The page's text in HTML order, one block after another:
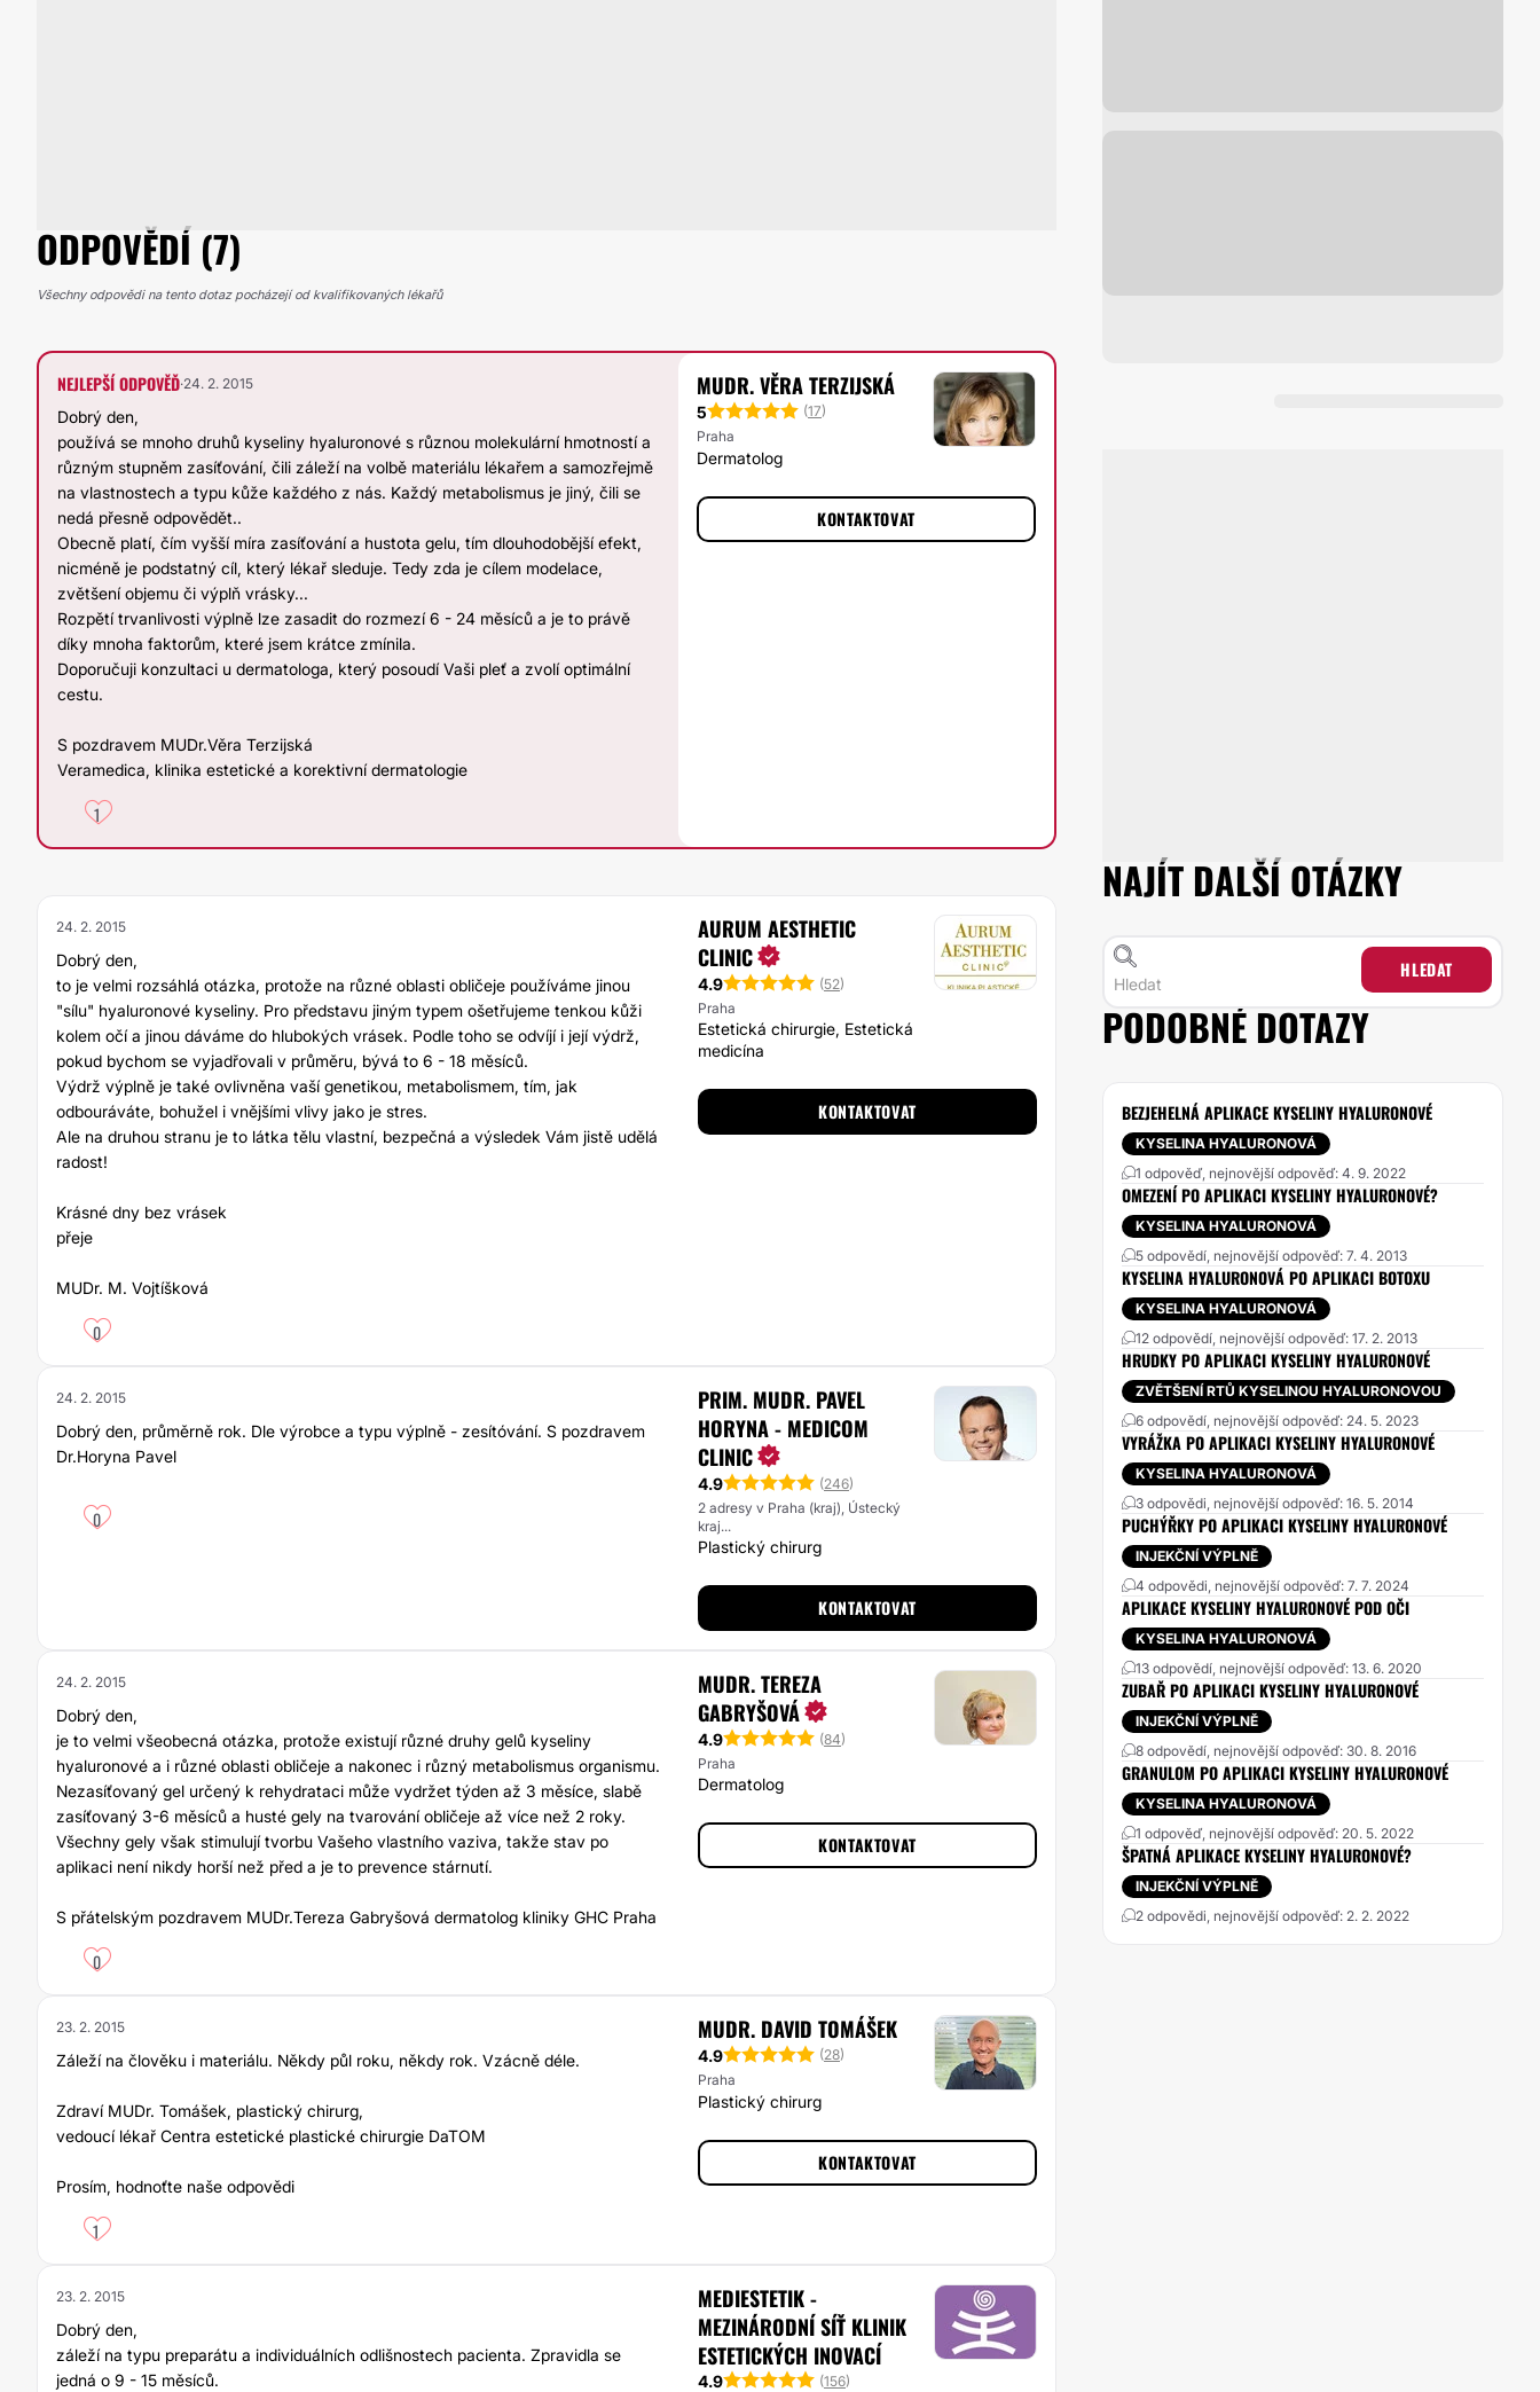
ODPOVĚDÍ (7)
Všechny odpovědi na tento dotaz pocházejí od kvalifikovaných lékařů
NEJLEPŠÍ ODPOVĚĎ·24. 2. 2015
Dobrý den,
používá se mnoho druhů kyseliny hyaluronové s různou molekulární hmotností a
různým stupněm zasíťování, čili záleží na volbě materiálu lékařem a samozřejmě
na vlastnostech a typu kůže každého z nás. Každý metabolismus je jiný, čili se
nedá přesně odpovědět..
Obecně platí, čím vyšší míra zasíťování a hustota gelu, tím dlouhodobější efekt,
nicméně je podstatný cíl, který lékař sleduje. Tedy zda je cílem modelace,
zvětšení objemu či výplň vrásky...
Rozpětí trvanlivosti výplně lze zasadit do rozmezí 6 - 24 měsíců a je to právě
díky mnoha faktorům, které jsem krátce zmínila.
Doporučuji konzultaci u dermatologa, který posoudí Vaši pleť a zvolí optimální
cestu.
S pozdravem MUDr.Věra Terzijská
Veramedica, klinika estetické a korektivní dermatologie
1
MUDR. VĚRA TERZIJSKÁ
5 (17)
Praha
Dermatolog
KONTAKTOVAT
24. 2. 2015
Dobrý den,
to je velmi rozsáhlá otázka, protože na různé oblasti obličeje používáme jinou
"sílu" hyaluronové kyseliny. Pro představu jiným typem ošetřujeme tenkou kůži
kolem očí a jinou dáváme do hlubokých vrásek. Podle toho se odvíjí i její výdrž,
pokud bychom se vyjadřovali v průměru, bývá to 6 - 18 měsíců.
Výdrž výplně je také ovlivněna vaší genetikou, metabolismem, tím, jak
odbouráváte, bohužel i vnějšími vlivy jako je stres.
Ale na druhou stranu je to látka tělu vlastní, bezpečná a výsledek Vám jistě udělá
radost!
Krásné dny bez vrásek
přeje
MUDr. M. Vojtíšková
0
AURUM AESTHETIC
CLINIC
4.9 (52)
Praha
Estetická chirurgie, Estetická
medicína
KONTAKTOVAT
24. 2. 2015
Dobrý den, průměrně rok. Dle výrobce a typu výplně - zesítóvání. S pozdravem
Dr.Horyna Pavel
0
PRIM. MUDR. PAVEL
HORYNA - MEDICOM
CLINIC
4.9 (246)
2 adresy v Praha (kraj), Ústecký
kraj...
Plastický chirurg
KONTAKTOVAT
24. 2. 2015
Dobrý den,
je to velmi všeobecná otázka, protože existují různé druhy gelů kyseliny
hyaluronové a i různé oblasti obličeje a nakonec i různý metabolismus organismu.
Nezasíťovaný gel určený k rehydrataci může vydržet týden až 3 měsíce, slabě
zasíťovaný 3-6 měsíců a husté gely na tvarování obličeje až více než 2 roky.
Všechny gely však stimulují tvorbu Vašeho vlastního vaziva, takže stav po
aplikaci není nikdy horší než před a je to prevence stárnutí.
S přátelským pozdravem MUDr.Tereza Gabryšová dermatolog kliniky GHC Praha
0
MUDR. TEREZA
GABRYŠOVÁ
4.9 (84)
Praha
Dermatolog
KONTAKTOVAT
23. 2. 2015
Záleží na člověku i materiálu. Někdy půl roku, někdy rok. Vzácně déle.
Zdraví MUDr. Tomášek, plastický chirurg,
vedoucí lékař Centra estetické plastické chirurgie DaTOM
Prosím, hodnoťte naše odpovědi
1
MUDR. DAVID TOMÁŠEK
4.9 (28)
Praha
Plastický chirurg
KONTAKTOVAT
23. 2. 2015
Dobrý den,
záleží na typu preparátu a individuálních odlišnostech pacienta. Zpravidla se
jedná o 9 - 15 měsíců.
MEDIESTETIK -
MEZINÁRODNÍ SÍŤ KLINIK
ESTETICKÝCH INOVACÍ
4.9 (156)
NAJÍT DALŠÍ OTÁZKY
HLEDAT
PODOBNÉ DOTAZY
BEZJEHELNÁ APLIKACE KYSELINY HYALURONOVÉ
KYSELINA HYALURONOVÁ
1 odpověď, nejnovější odpověď: 4. 9. 2022
OMEZENÍ PO APLIKACI KYSELINY HYALURONOVÉ?
KYSELINA HYALURONOVÁ
5 odpovědí, nejnovější odpověď: 7. 4. 2013
KYSELINA HYALURONOVÁ PO APLIKACI BOTOXU
KYSELINA HYALURONOVÁ
12 odpovědí, nejnovější odpověď: 17. 2. 2013
HRUDKY PO APLIKACI KYSELINY HYALURONOVÉ
ZVĚTŠENÍ RTŮ KYSELINOU HYALURONOVOU
6 odpovědí, nejnovější odpověď: 24. 5. 2023
VYRÁŽKA PO APLIKACI KYSELINY HYALURONOVÉ
KYSELINA HYALURONOVÁ
3 odpovědi, nejnovější odpověď: 16. 5. 2014
PUCHÝŘKY PO APLIKACI KYSELINY HYALURONOVÉ
INJEKČNÍ VÝPLNĚ
4 odpovědi, nejnovější odpověď: 7. 7. 2024
APLIKACE KYSELINY HYALURONOVÉ POD OČI
KYSELINA HYALURONOVÁ
13 odpovědí, nejnovější odpověď: 13. 6. 2020
ZUBAŘ PO APLIKACI KYSELINY HYALURONOVÉ
INJEKČNÍ VÝPLNĚ
8 odpovědí, nejnovější odpověď: 30. 8. 2016
GRANULOM PO APLIKACI KYSELINY HYALURONOVÉ
KYSELINA HYALURONOVÁ
1 odpověď, nejnovější odpověď: 20. 5. 2022
ŠPATNÁ APLIKACE KYSELINY HYALURONOVÉ?
INJEKČNÍ VÝPLNĚ
2 odpovědi, nejnovější odpověď: 2. 2. 2022